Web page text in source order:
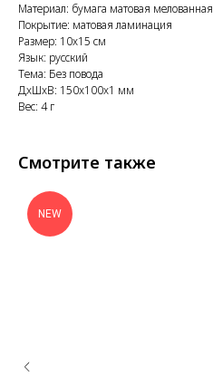
Материал: бумага матовая мелованная
Покрытие: матовая ламинация
Размер: 10x15 см
Язык: русский
Тема: Без повода
ДxШxВ: 150x100x1 мм
Вес: 4 г
Смотрите также
NEW